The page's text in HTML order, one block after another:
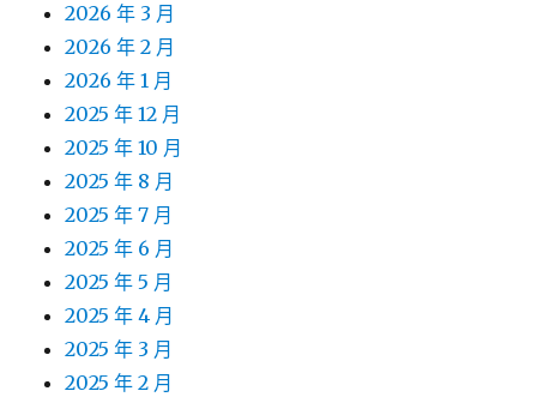
2026 年 3 月
2026 年 2 月
2026 年 1 月
2025 年 12 月
2025 年 10 月
2025 年 8 月
2025 年 7 月
2025 年 6 月
2025 年 5 月
2025 年 4 月
2025 年 3 月
2025 年 2 月